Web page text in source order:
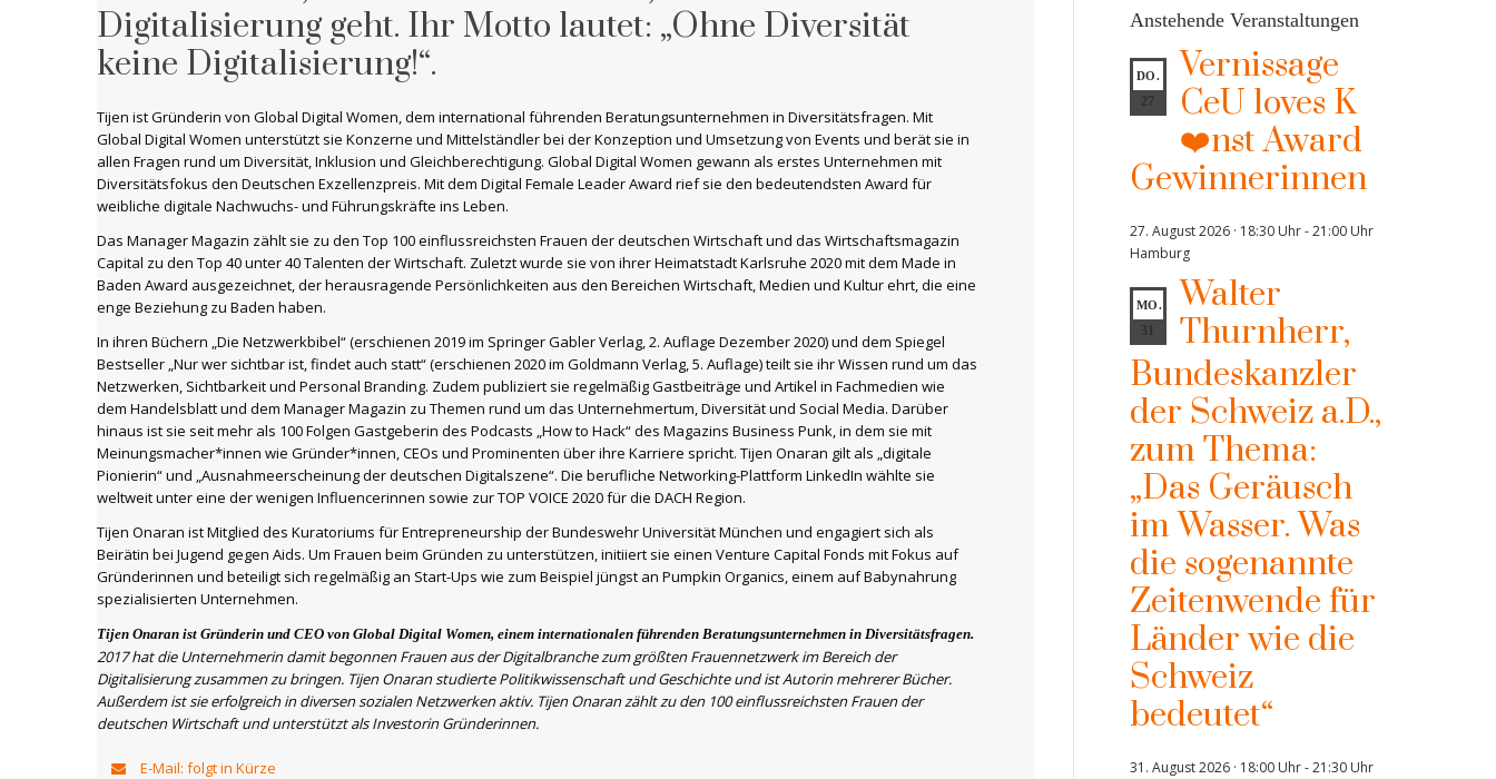
Digitalisierung geht. Ihr Motto lautet: „Ohne Diversität
keine Digitalisierung!“.
Tijen ist Gründerin von Global Digital Women, dem international führenden Beratungsunternehmen in Diversitätsfragen. Mit
Global Digital Women unterstützt sie Konzerne und Mittelständler bei der Konzeption und Umsetzung von Events und berät sie in
allen Fragen rund um Diversität, Inklusion und Gleichberechtigung. Global Digital Women gewann als erstes Unternehmen mit
Diversitätsfokus den Deutschen Exzellenzpreis. Mit dem Digital Female Leader Award rief sie den bedeutendsten Award für
weibliche digitale Nachwuchs- und Führungskräfte ins Leben.
Das Manager Magazin zählt sie zu den Top 100 einflussreichsten Frauen der deutschen Wirtschaft und das Wirtschaftsmagazin
Capital zu den Top 40 unter 40 Talenten der Wirtschaft. Zuletzt wurde sie von ihrer Heimatstadt Karlsruhe 2020 mit dem Made in
Baden Award ausgezeichnet, der herausragende Persönlichkeiten aus den Bereichen Wirtschaft, Medien und Kultur ehrt, die eine
enge Beziehung zu Baden haben.
In ihren Büchern „Die Netzwerkbibel“ (erschienen 2019 im Springer Gabler Verlag, 2. Auflage Dezember 2020) und dem Spiegel
Bestseller „Nur wer sichtbar ist, findet auch statt“ (erschienen 2020 im Goldmann Verlag, 5. Auflage) teilt sie ihr Wissen rund um das
Netzwerken, Sichtbarkeit und Personal Branding. Zudem publiziert sie regelmäßig Gastbeiträge und Artikel in Fachmedien wie
dem Handelsblatt und dem Manager Magazin zu Themen rund um das Unternehmertum, Diversität und Social Media. Darüber
hinaus ist sie seit mehr als 100 Folgen Gastgeberin des Podcasts „How to Hack“ des Magazins Business Punk, in dem sie mit
Meinungsmacher*innen wie Gründer*innen, CEOs und Prominenten über ihre Karriere spricht. Tijen Onaran gilt als „digitale
Pionierin“ und „Ausnahmeerscheinung der deutschen Digitalszene“. Die berufliche Networking-Plattform LinkedIn wählte sie
weltweit unter eine der wenigen Influencerinnen sowie zur TOP VOICE 2020 für die DACH Region.
Tijen Onaran ist Mitglied des Kuratoriums für Entrepreneurship der Bundeswehr Universität München und engagiert sich als
Beirätin bei Jugend gegen Aids. Um Frauen beim Gründen zu unterstützen, initiiert sie einen Venture Capital Fonds mit Fokus auf
Gründerinnen und beteiligt sich regelmäßig an Start-Ups wie zum Beispiel jüngst an Pumpkin Organics, einem auf Babynahrung
spezialisierten Unternehmen.
Tijen Onaran ist Gründerin und CEO von Global Digital Women, einem internationalen führenden Beratungsunternehmen in Diversitätsfragen.
2017 hat die Unternehmerin damit begonnen Frauen aus der Digitalbranche zum größten Frauennetzwerk im Bereich der
Digitalisierung zusammen zu bringen. Tijen Onaran studierte Politikwissenschaft und Geschichte und ist Autorin mehrerer Bücher.
Außerdem ist sie erfolgreich in diversen sozialen Netzwerken aktiv. Tijen Onaran zählt zu den 100 einflussreichsten Frauen der
deutschen Wirtschaft und unterstützt als Investorin Gründerinnen.
E-Mail: folgt in Kürze
Anstehende Veranstaltungen
DO.
27
Vernissage
CeU loves K
❤️nst Award
Gewinnerinnen
27. August 2026 · 18:30 Uhr-21:00 Uhr
Hamburg
MO.
Walter
Thurnherr,
Bundeskanzler
der Schweiz a.D.,
zum Thema:
„Das Geräusch
im Wasser. Was
die sogenannte
Zeitenwende für
Länder wie die
Schweiz
bedeutet“
31. August 2026 · 18:00 Uhr-21:30 Uhr